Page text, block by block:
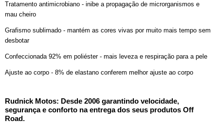
Tratamento antimicrobiano - inibe a propagação de microrganismos e
mau cheiro
Grafismo sublimado - mantém as cores vivas por muito mais tempo sem
desbotar
Confeccionada 92% em poliéster - mais leveza e respiração para a pele
Ajuste ao corpo - 8% de elastano conferem melhor ajuste ao corpo
Rudnick Motos: Desde 2006 garantindo velocidade,
segurança e conforto na entrega dos seus produtos Off
Road.